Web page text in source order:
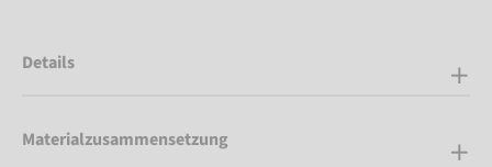
Details
Materialzusammensetzung